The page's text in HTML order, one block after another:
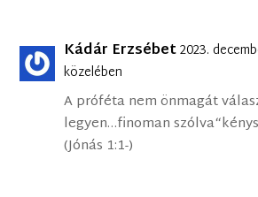
Kádár Erzsébet2023.
közelében
A próféta nem önmagát
legyen…finoman
(Jónás 1:1-)